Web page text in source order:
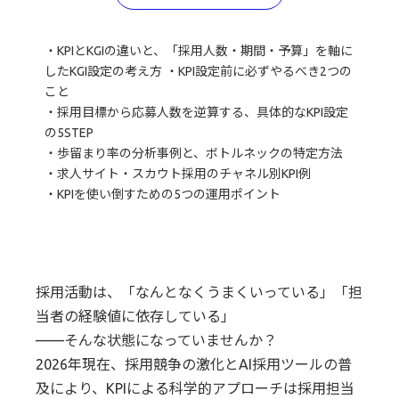
・KPIとKGIの違いと、「採用人数・期間・予算」を軸に
したKGI設定の考え方 ・KPI設定前に必ずやるべき2つの
こと
・採用目標から応募人数を逆算する、具体的なKPI設定
の5STEP
・歩留まり率の分析事例と、ボトルネックの特定方法
・求人サイト・スカウト採用のチャネル別KPI例
・KPIを使い倒すための5つの運用ポイント
採用活動は、「なんとなくうまくいっている」「担
当者の経験値に依存している」
——そんな状態になっていませんか？
2026年現在、採用競争の激化とAI採用ツールの普
及により、KPIによる科学的アプローチは採用担当